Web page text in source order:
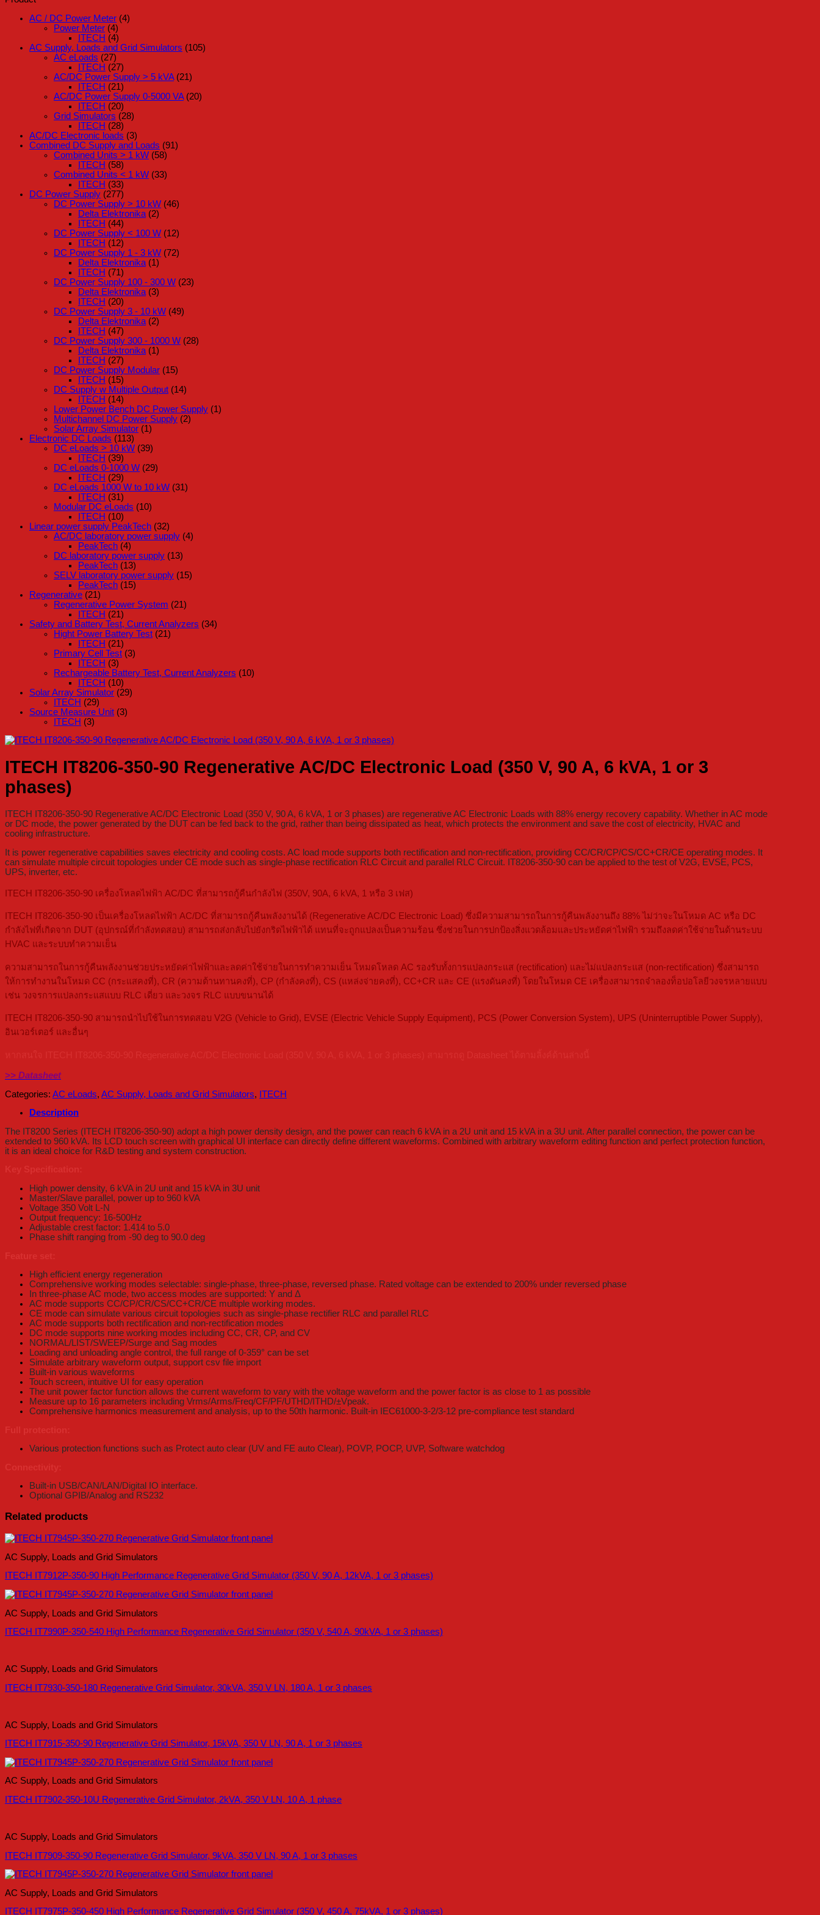
AC / DC Power Meter (4)
Power Meter (4)
ITECH (4)
AC Supply, Loads and Grid Simulators (105)
AC eLoads (27)
ITECH (27)
AC/DC Power Supply > 5 kVA (21)
ITECH (21)
AC/DC Power Supply 0-5000 VA (20)
ITECH (20)
Grid Simulators (28)
ITECH (28)
AC/DC Electronic loads (3)
Combined DC Supply and Loads (91)
Combined Units > 1 kW (58)
ITECH (58)
Combined Units < 1 kW (33)
ITECH (33)
DC Power Supply (277)
DC Power Supply > 10 kW (46)
Delta Elektronika (2)
ITECH (44)
DC Power Supply < 100 W (12)
ITECH (12)
DC Power Supply 1 - 3 kW (72)
Delta Elektronika (1)
ITECH (71)
DC Power Supply 100 - 300 W (23)
Delta Elektronika (3)
ITECH (20)
DC Power Supply 3 - 10 kW (49)
Delta Elektronika (2)
ITECH (47)
DC Power Supply 300 - 1000 W (28)
Delta Elektronika (1)
ITECH (27)
DC Power Supply Modular (15)
ITECH (15)
DC Supply w Multiple Output (14)
ITECH (14)
Lower Power Bench DC Power Supply (1)
Multichannel DC Power Supply (2)
Solar Array Simulator (1)
Electronic DC Loads (113)
DC eLoads > 10 kW (39)
ITECH (39)
DC eLoads 0-1000 W (29)
ITECH (29)
DC eLoads 1000 W to 10 kW (31)
ITECH (31)
Modular DC eLoads (10)
ITECH (10)
Linear power supply PeakTech (32)
AC/DC laboratory power supply (4)
PeakTech (4)
DC laboratory power supply (13)
PeakTech (13)
SELV laboratory power supply (15)
PeakTech (15)
Regenerative (21)
Regenerative Power System (21)
ITECH (21)
Safety and Battery Test, Current Analyzers (34)
Hight Power Battery Test (21)
ITECH (21)
Primary Cell Test (3)
ITECH (3)
Rechargeable Battery Test, Current Analyzers (10)
ITECH (10)
Solar Array Simulator (29)
ITECH (29)
Source Measure Unit (3)
ITECH (3)
ITECH IT8206-350-90 Regenerative AC/DC Electronic Load (350 V, 90 A, 6 kVA, 1 or 3
phases)
ITECH IT8206-350-90 Regenerative AC/DC Electronic Load (350 V, 90 A, 6 kVA, 1 or 3 phases) are regenerative AC Electronic Loads with 88% energy recovery capability. Whether in AC mode
or DC mode, the power generated by the DUT can be fed back to the grid, rather than being dissipated as heat, which protects the environment and save the cost of electricity, HVAC and
cooling infrastructure.
It is power regenerative capabilities saves electricity and cooling costs. AC load mode supports both rectification and non-rectification, providing CC/CR/CP/CS/CC+CR/CE operating modes. It
can simulate multiple circuit topologies under CE mode such as single-phase rectification RLC Circuit and parallel RLC Circuit. IT8206-350-90 can be applied to the test of V2G, EVSE, PCS,
UPS, inverter, etc.
ITECH IT8206-350-90 เครื่องโหลดไฟฟ้า AC/DC ที่สามารถกู้คืนกำลังไฟ (350V, 90A, 6 kVA, 1 หรือ 3 เฟส)
ITECH IT8206-350-90 เป็นเครื่องโหลดไฟฟ้า AC/DC ที่สามารถกู้คืนพลังงานได้ (Regenerative AC/DC Electronic Load) ซึ่งมีความสามารถในการกู้คืนพลังงานถึง 88% ไม่ว่าจะในโหมด AC หรือ DC
กำลังไฟที่เกิดจาก DUT (อุปกรณ์ที่กำลังทดสอบ) สามารถส่งกลับไปยังกริดไฟฟ้าได้ แทนที่จะถูกแปลงเป็นความร้อน ซึ่งช่วยในการปกป้องสิ่งแวดล้อมและประหยัดค่าไฟฟ้า รวมถึงลดค่าใช้จ่ายในด้านระบบ
HVAC และระบบทำความเย็น
ความสามารถในการกู้คืนพลังงานช่วยประหยัดค่าไฟฟ้าและลดค่าใช้จ่ายในการทำความเย็น โหมดโหลด AC รองรับทั้งการแปลงกระแส (rectification) และไม่แปลงกระแส (non-rectification) ซึ่งสามารถ
ให้การทำงานในโหมด CC (กระแสคงที่), CR (ความต้านทานคงที่), CP (กำลังคงที่), CS (แหล่งจ่ายคงที่), CC+CR และ CE (แรงดันคงที่) โดยในโหมด CE เครื่องสามารถจำลองท็อปอโลยีวงจรหลายแบบ
เช่น วงจรการแปลงกระแสแบบ RLC เดี่ยว และวงจร RLC แบบขนานได้
ITECH IT8206-350-90 สามารถนำไปใช้ในการทดสอบ V2G (Vehicle to Grid), EVSE (Electric Vehicle Supply Equipment), PCS (Power Conversion System), UPS (Uninterruptible Power Supply),
อินเวอร์เตอร์ และอื่นๆ
>> Datasheet
Categories: AC eLoads, AC Supply, Loads and Grid Simulators, ITECH
Description
The IT8200 Series (ITECH IT8206-350-90) adopt a high power density design, and the power can reach 6 kVA in a 2U unit and 15 kVA in a 3U unit. After parallel connection, the power can be
extended to 960 kVA. Its LCD touch screen with graphical UI interface can directly define different waveforms. Combined with arbitrary waveform editing function and perfect protection function,
it is an ideal choice for R&D testing and system construction.
High power density, 6 kVA in 2U unit and 15 kVA in 3U unit
Master/Slave parallel, power up to 960 kVA
Voltage 350 Volt L-N
Output frequency: 16-500Hz
Adjustable crest factor: 1.414 to 5.0
Phase shift ranging from -90 deg to 90.0 deg
High efficient energy regeneration
Comprehensive working modes selectable: single-phase, three-phase, reversed phase. Rated voltage can be extended to 200% under reversed phase
In three-phase AC mode, two access modes are supported: Y and Δ
AC mode supports CC/CP/CR/CS/CC+CR/CE multiple working modes.
CE mode can simulate various circuit topologies such as single-phase rectifier RLC and parallel RLC
AC mode supports both rectification and non-rectification modes
DC mode supports nine working modes including CC, CR, CP, and CV
NORMAL/LIST/SWEEP/Surge and Sag modes
Loading and unloading angle control, the full range of 0-359° can be set
Simulate arbitrary waveform output, support csv file import
Built-in various waveforms
Touch screen, intuitive UI for easy operation
The unit power factor function allows the current waveform to vary with the voltage waveform and the power factor is as close to 1 as possible
Measure up to 16 parameters including Vrms/Arms/Freq/CF/PF/UTHD/ITHD/±Vpeak.
Comprehensive harmonics measurement and analysis, up to the 50th harmonic. Built-in IEC61000-3-2/3-12 pre-compliance test standard
Various protection functions such as Protect auto clear (UV and FE auto Clear), POVP, POCP, UVP, Software watchdog
Built-in USB/CAN/LAN/Digital IO interface.
Optional GPIB/Analog and RS232
Related products
AC Supply, Loads and Grid Simulators
ITECH IT7912P-350-90 High Performance Regenerative Grid Simulator (350 V, 90 A, 12kVA, 1 or 3 phases)
AC Supply, Loads and Grid Simulators
ITECH IT7990P-350-540 High Performance Regenerative Grid Simulator (350 V, 540 A, 90kVA, 1 or 3 phases)
AC Supply, Loads and Grid Simulators
ITECH IT7930-350-180 Regenerative Grid Simulator, 30kVA, 350 V LN, 180 A, 1 or 3 phases
AC Supply, Loads and Grid Simulators
ITECH IT7915-350-90 Regenerative Grid Simulator, 15kVA, 350 V LN, 90 A, 1 or 3 phases
AC Supply, Loads and Grid Simulators
ITECH IT7902-350-10U Regenerative Grid Simulator, 2kVA, 350 V LN, 10 A, 1 phase
AC Supply, Loads and Grid Simulators
ITECH IT7909-350-90 Regenerative Grid Simulator, 9kVA, 350 V LN, 90 A, 1 or 3 phases
AC Supply, Loads and Grid Simulators
ITECH IT7975P-350-450 High Performance Regenerative Grid Simulator (350 V, 450 A, 75kVA, 1 or 3 phases)